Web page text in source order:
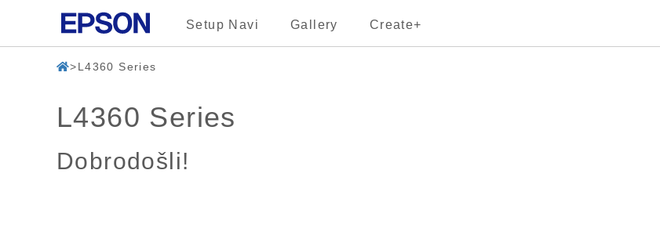
Setup Navi Gallery Create+
L4360 Series
L4360 Series
Dobrodošli!